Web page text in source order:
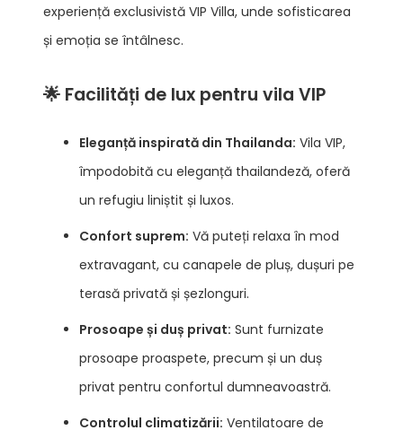
experiență exclusivistă VIP Villa, unde sofisticarea
și emoția se întâlnesc.
🌟 Facilități de lux pentru vila VIP
Eleganță inspirată din Thailanda: Vila VIP,
împodobită cu eleganță thailandeză, oferă
un refugiu liniștit și luxos.
Confort suprem: Vă puteți relaxa în mod
extravagant, cu canapele de pluș, dușuri pe
terasă privată și șezlonguri.
Prosoape și duș privat: Sunt furnizate
prosoape proaspete, precum și un duș
privat pentru confortul dumneavoastră.
Controlul climatizării: Ventilatoare de